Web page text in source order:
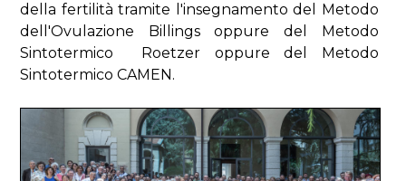
della fertilità tramite l'insegnamento del Metodo
dell'Ovulazione Billings oppure del Metodo
Sintotermico Roetzer oppure del Metodo
Sintotermico CAMEN.